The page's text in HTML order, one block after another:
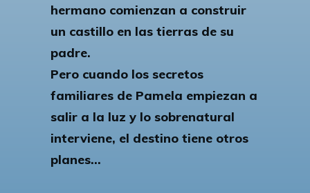
hermano comienzan a construir
un castillo en las tierras de su
padre.
Pero cuando los secretos
familiares de Pamela empiezan a
salir a la luz y lo sobrenatural
interviene, el destino tiene otros
planes...